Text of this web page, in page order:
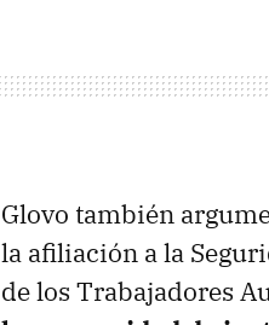
Glovo también
la afiliación a la
de los Trabajadores